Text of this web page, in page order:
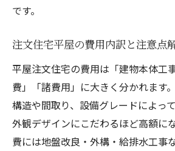
です。
注文住宅平屋の費用内訳と注意点
平屋注文住宅の費用は「建物本体工
費」「諸費用」に大きく分かれます
構造や間取り、設備グレードによっ
外観デザインにこだわるほど高額に
費には地盤改良・外構・給排水工事